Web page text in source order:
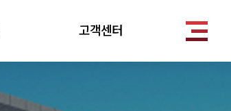
고객센터